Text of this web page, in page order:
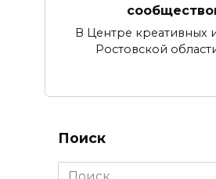
В Центре креативных
Ростовской
Поиск
Search